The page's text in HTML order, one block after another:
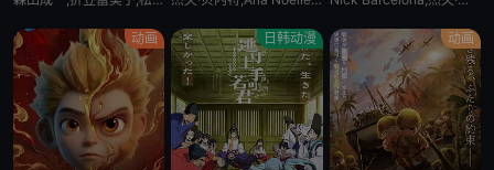
动画 日韩动漫 动画